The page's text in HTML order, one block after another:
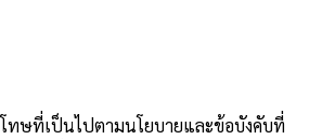
ทษที่เป็นไปตามนโยบายและข้อบังคับที่